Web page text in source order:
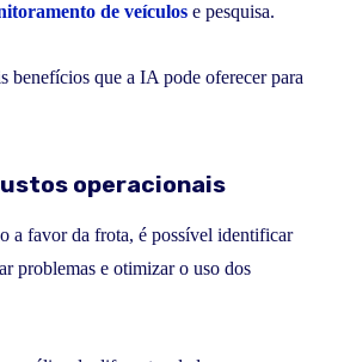
de veículos e pesquisa.
benefícios que a IA pode oferecer para
operacionais
a favor da frota, é possível identificar
problemas e otimizar o uso dos